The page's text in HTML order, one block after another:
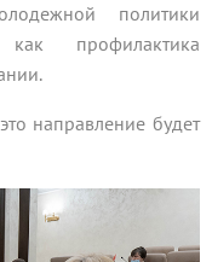
политики
профилактика
направление будет